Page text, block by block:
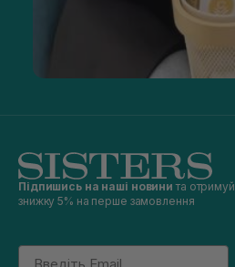
Підпишись на наші новини та отримуй
знижку 5% на перше замовлення
Email